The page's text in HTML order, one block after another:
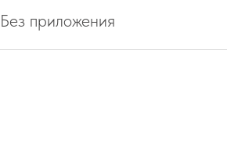
Без приложения